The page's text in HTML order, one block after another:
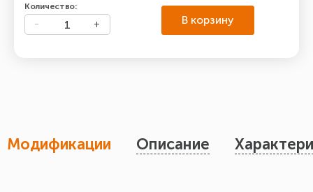
Количество:
В корзину
Модификации Описание